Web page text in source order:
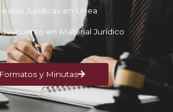
Jurídicas en Línea
en Material Jurídico
Formatos y Minutas